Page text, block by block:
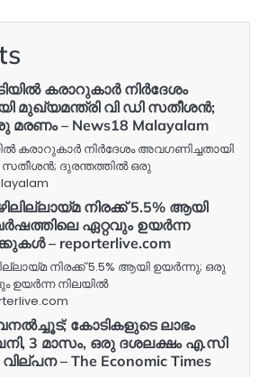
കരാറുകാർ നിർദേശം
മുഖ്യമന്ത്രി വി ഡി സതീശൻ;
– News18 Malayalam
കരാറുകാർ നിർദേശം അവഗണിച്ചതായി
സതീശൻ; ദുരന്തത്തിൽ ഒരു
നിരക്ക് 5.5% ആയി
ഏറ്റവും ഉയർന്ന
– reporterlive.com
നിരക്ക് 5.5% ആയി ഉയർന്നു; ഒരു
ഉയർന്ന നിലയിൽ
കോടികളുടെ ലാഭം
3 മാസം, ഒരു ദശലക്ഷം എ.സി
– The Economic Times